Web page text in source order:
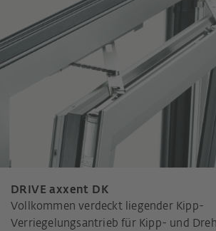
DRIVE axxent DK
Vollkommen verdeckt liegender Kipp-
Verriegelungsantrieb für Kipp- und